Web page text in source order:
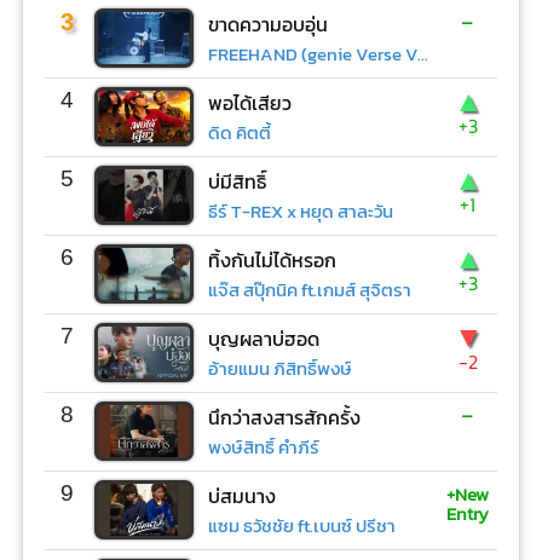
3 ขาดความอบอุ่น
FREEHAND (genie Verse Vol.1)
-
4 พอได้เสียว
ดิด คิตตี้
▲
+3
5 บ่มีสิทธิ์
ธีร์ T-REX x หยุด สาละวัน
▲
+1
6 ทิ้งกันไม่ได้หรอก
แจ๊ส สปุ๊กนิค ft.เกมส์ สุจิตรา
▲
+3
7 บุญผลาบ่ฮอด
อ้ายแมน ภิสิทธิ์พงษ์
▼
-2
8 นึกว่าสงสารสักครั้ง
พงษ์สิทธิ์ คำภีร์
-
9 บ่สมนาง
แซม ธวัชชัย ft.เบนซ์ ปรีชา
+New
Entry